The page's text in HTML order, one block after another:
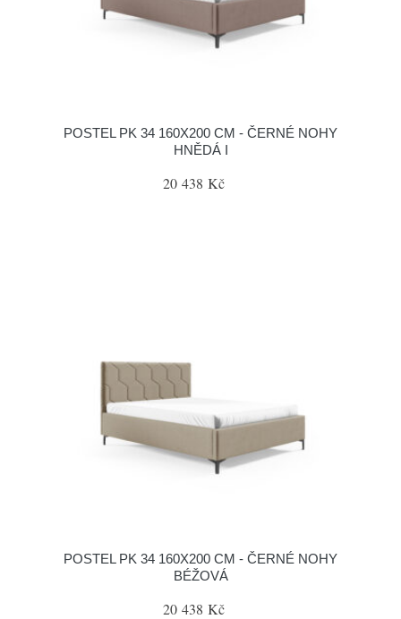
POSTEL PK 34 160X200 CM - ČERNÉ NOHY
HNĚDÁ I
20 438 Kč
POSTEL PK 34 160X200 CM - ČERNÉ NOHY
BÉŽOVÁ
20 438 Kč